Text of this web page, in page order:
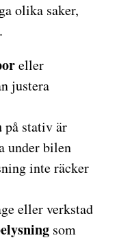
olika saker,
eller
justera
på stativ är
under bilen
inte räcker
eller verkstad
som